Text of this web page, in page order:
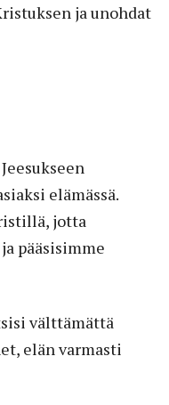
ja unohdat
elämässä.
jotta
pääsisimme
välttämättä
elän varmasti